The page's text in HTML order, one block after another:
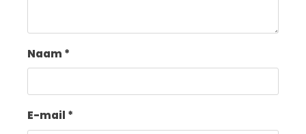
Naam *
E-mail *